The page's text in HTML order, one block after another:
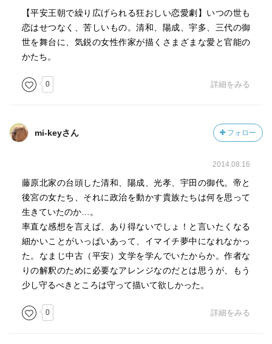
【平安王朝で繰り広げられる狂おしい恋愛劇】いつの世も
恋はせつなく、苦しいもの。清和、陽成、宇多、三代の御
世を舞台に、気鋭の女性作家が描くさまざまな愛と官能の
かたち。
0 詳細をみる
mi-keyさん フォロー
2014.08.16
藤原北家の台頭した清和、陽成、光孝、宇田の御代。帝と
後宮の女たち、それに政治を動かす貴族たちは何を思って
生きていたのか…。
率直な感想を言えば、あり得ないでしょ！と言いたくなる
細かいことがいっぱいあって、イマイチ夢中になれなかっ
た。なまじ中古（平安）文学を学んでいたからか。作者な
りの解釈のために必要なアレンジなのだとは思うが、もう
少し守るべきところは守って描いて欲しかった。
0 詳細をみる